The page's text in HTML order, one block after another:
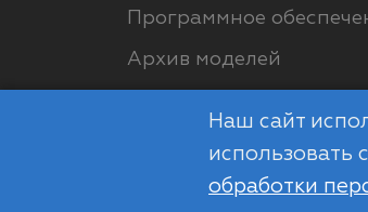
Программное
Архив моделей
© ООО "РДМ", 2012-2026
Наш сайт
использовать
обработки